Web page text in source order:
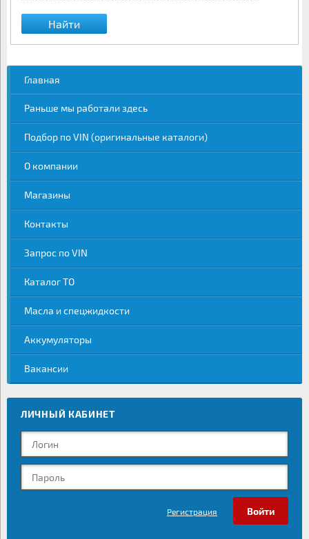
Найти
Главная
Раньше мы работали здесь
Подбор по VIN (оригинальные каталоги)
О компании
Магазины
Контакты
Запрос по VIN
Каталог ТО
Масла и спецжидкости
Аккумуляторы
Вакансии
ЛИЧНЫЙ КАБИНЕТ
Регистрация